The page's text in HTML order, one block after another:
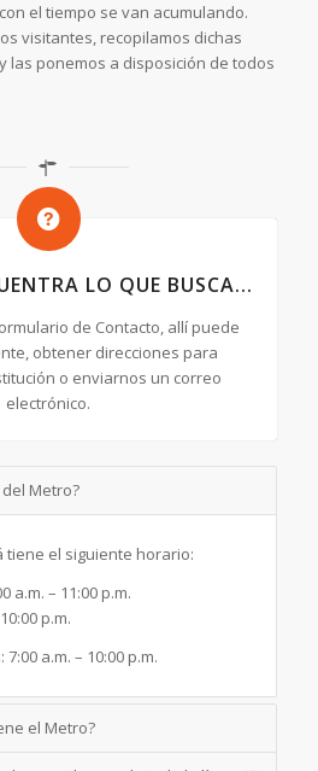
el tiempo se van acumulando.
visitantes, recopilamos dichas
las ponemos a disposición de todos
LO QUE BUSCA...
de Contacto, allí puede
obtener direcciones para
o enviarnos un correo
electrónico.
Metro?
tiene el siguiente horario:
a.m. – 11:00 p.m.
p.m.
a.m. – 10:00 p.m.
el Metro?